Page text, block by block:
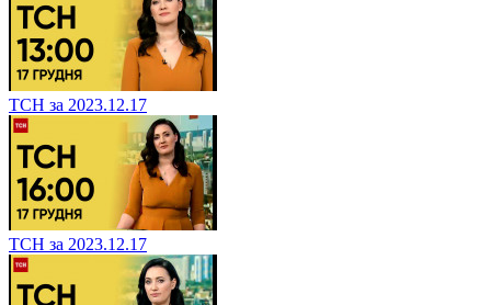
ТСН за 2023.12.17
ТСН за 2023.12.17